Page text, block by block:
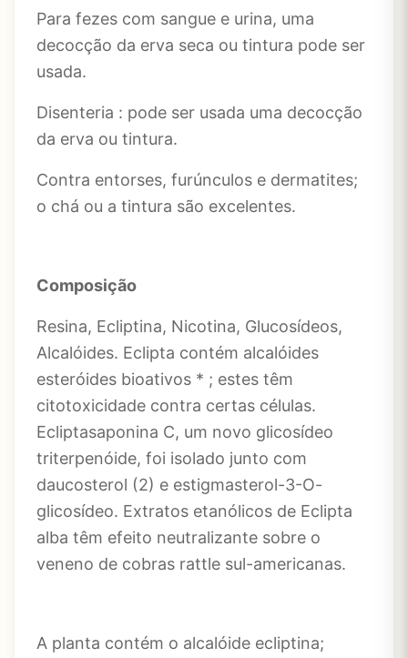
Para fezes com sangue e urina, uma
decocção da erva seca ou tintura pode ser
usada.
Disenteria : pode ser usada uma decocção
da erva ou tintura.
Contra entorses, furúnculos e dermatites;
o chá ou a tintura são excelentes.
Composição
Resina, Ecliptina, Nicotina, Glucosídeos,
Alcalóides. Eclipta contém alcalóides
esteróides bioativos * ; estes têm
citotoxicidade contra certas células.
Ecliptasaponina C, um novo glicosídeo
triterpenóide, foi isolado junto com
daucosterol (2) e estigmasterol-3-O-
glicosídeo. Extratos etanólicos de Eclipta
alba têm efeito neutralizante sobre o
veneno de cobras rattle sul-americanas.
A planta contém o alcalóide ecliptina;